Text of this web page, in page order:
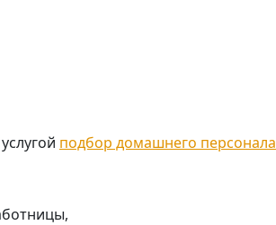
подбор домашнего персонала